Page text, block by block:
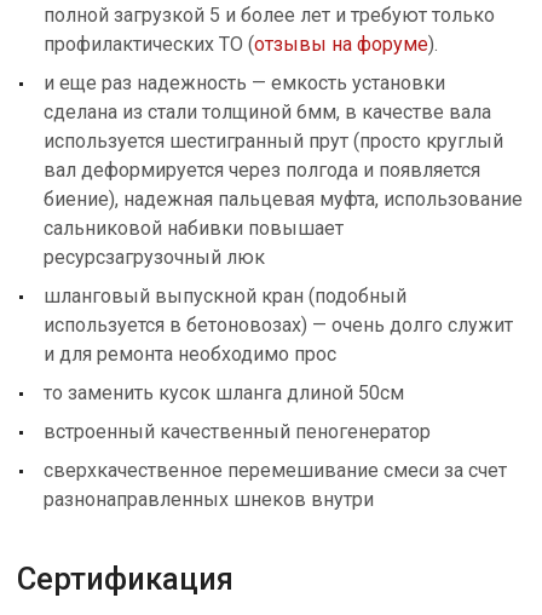
полной загрузкой 5 и более лет и требуют только
профилактических ТО (отзывы на форуме).
и еще раз надежность — емкость установки
сделана из стали толщиной 6мм, в качестве вала
используется шестигранный прут (просто круглый
вал деформируется через полгода и появляется
биение), надежная пальцевая муфта, использование
сальниковой набивки повышает
ресурсзагрузочный люк
шланговый выпускной кран (подобный
используется в бетоновозах) — очень долго служит
и для ремонта необходимо прос
то заменить кусок шланга длиной 50см
встроенный качественный пеногенератор
сверхкачественное перемешивание смеси за счет
разнонаправленных шнеков внутри
Сертификация